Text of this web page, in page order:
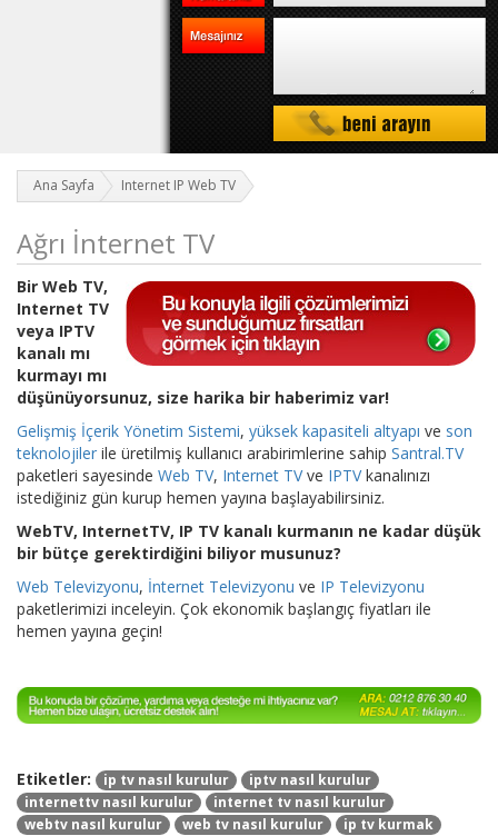
Ana Sayfa Internet IP Web TV
Ağrı İnternet TV
Bir Web TV,
Internet TV
veya IPTV
kanalı mı
kurmayı mı
düşünüyorsunuz, size harika bir haberimiz var!
Gelişmiş İçerik Yönetim Sistemi, yüksek kapasiteli altyapı ve son
teknolojiler ile üretilmiş kullanıcı arabirimlerine sahip Santral.TV
paketleri sayesinde Web TV, Internet TVve IPTVkanalınızı
istediğiniz gün kurup hemen yayına başlayabilirsiniz.
WebTV, InternetTV, IP TV kanalı kurmanın ne kadar düşük
bir bütçe gerektirdiğini biliyor musunuz?
Web Televizyonu, İnternet Televizyonu ve IP Televizyonu
paketlerimizi inceleyin. Çok ekonomik başlangıç fiyatları ile
hemen yayına geçin!
Etiketler: ip tv nasıl kurulur
iptv nasıl kurulur
internettv nasıl kurulur
internet tv nasıl kurulur
webtv nasıl kurulur
web tv nasıl kurulur
ip tv kurmak